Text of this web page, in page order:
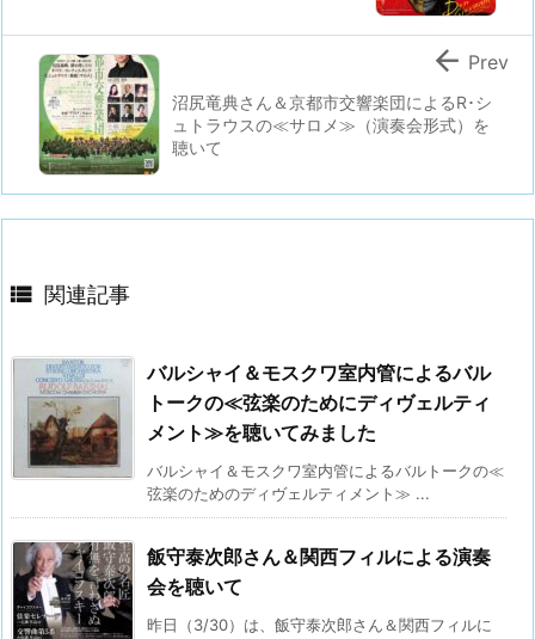
沼尻竜典さん＆京都市交響楽団によるR･シ
ュトラウスの≪サロメ≫（演奏会形式）を
聴いて
 Prev
 関連記事
バルシャイ＆モスクワ室内管によるバル
トークの≪弦楽のためにディヴェルティ
メント≫を聴いてみました
バルシャイ＆モスクワ室内管によるバルトークの≪
弦楽のためのディヴェルティメント≫ ...
飯守泰次郎さん＆関西フィルによる演奏
会を聴いて
昨日（3/30）は、飯守泰次郎さん＆関西フィルに